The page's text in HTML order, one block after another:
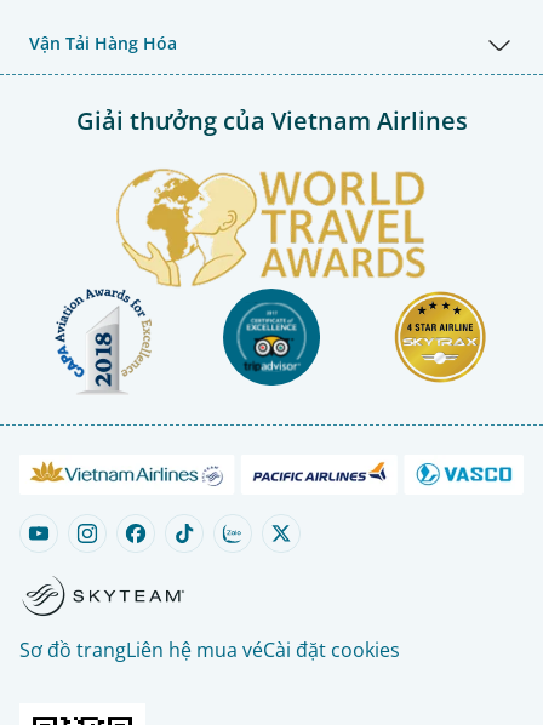
Vận Tải Hàng Hóa
Giải thưởng của Vietnam Airlines
Sơ đồ trangLiên hệ mua véCài đặt cookies